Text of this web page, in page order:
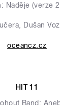
Naděje (verze
Dušan
oceancz.cz
HIT 11
Band: